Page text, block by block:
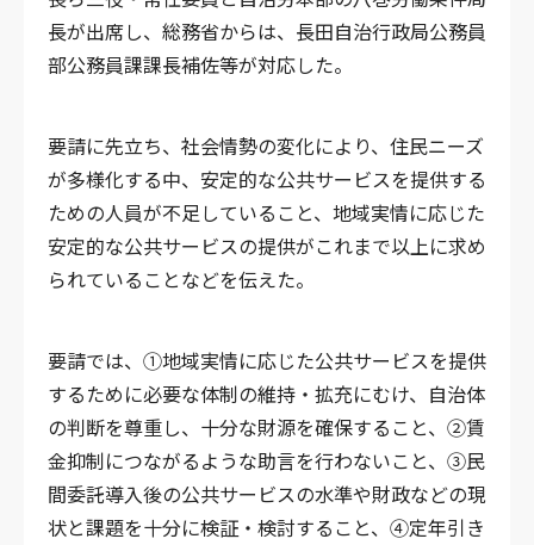
長が出席し、総務省からは、長田自治行政局公務員
部公務員課課長補佐等が対応した。
要請に先立ち、社会情勢の変化により、住民ニーズ
が多様化する中、安定的な公共サービスを提供する
ための人員が不足していること、地域実情に応じた
安定的な公共サービスの提供がこれまで以上に求め
られていることなどを伝えた。
要請では、①地域実情に応じた公共サービスを提供
するために必要な体制の維持・拡充にむけ、自治体
の判断を尊重し、十分な財源を確保すること、②賃
金抑制につながるような助言を行わないこと、③民
間委託導入後の公共サービスの水準や財政などの現
状と課題を十分に検証・検討すること、④定年引き